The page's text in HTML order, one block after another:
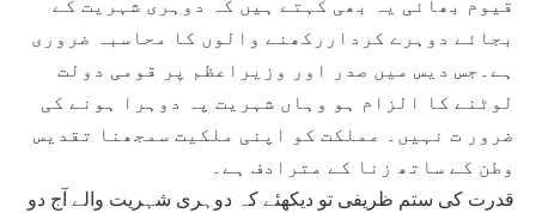
بجائے دوہرے کرداررکھنے والوں کا محاسبہ ضروری
ہے۔جس دیس میں صدر اور وزیراعظم پر قومی دولت
لوٹنے کا الزام ہو وہاں شہریت پہ دوہرا ہونے کی
ضرور ت نہیں۔ مملکت کو اپنی ملکیت سمجھنا تقدیس
وطن کے ساتھ زنا کے مترادف ہے۔
قدرت کی ستم ظریفی تو دیکھئے کہ دوہری شہریت والے آج دو